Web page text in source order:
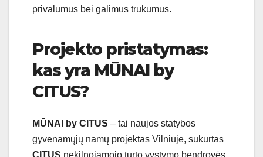
privalumus bei galimus trūkumus.
Projekto pristatymas:
kas yra MŪNAI by
CITUS?
MŪNAI by CITUS – tai naujos statybos
gyvenamųjų namų projektas Vilniuje, sukurtas
CITUS nekilnojamojo turto vystymo bendrovės.